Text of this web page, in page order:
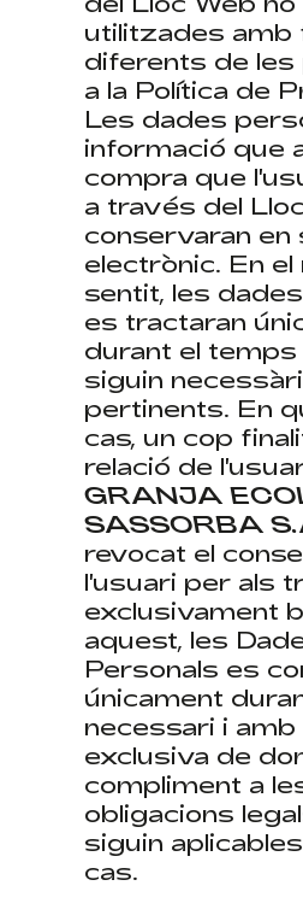
utilitzades amb
diferents de
a la Política de
Les dades
informació que
compra que
a través del
conservaran en
electrònic. En
sentit, les
es tractaran
durant el temps
siguin
pertinents. En
cas, un cop
relació de
GRANJA
SASSORBA
revocat el
l'usuari per als
exclusivament
aquest, les
Personals es
únicament
necessari i amb
exclusiva de
compliment a
obligacions
siguin
cas.